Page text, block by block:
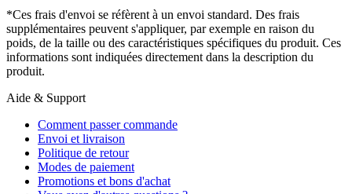
*Ces frais d'envoi se réfèrent à un envoi standard. Des frais
supplémentaires peuvent s'appliquer, par exemple en raison du
poids, de la taille ou des caractéristiques spécifiques du produit. Ces
informations sont indiquées directement dans la description du
produit.
Aide & Support
Comment passer commande
Envoi et livraison
Politique de retour
Modes de paiement
Promotions et bons d'achat